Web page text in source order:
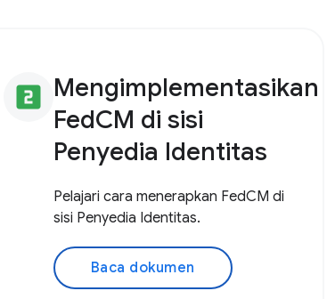
looks_two Mengimplementasikan
FedCM di sisi
Penyedia Identitas
Pelajari cara menerapkan FedCM di
sisi Penyedia Identitas.
Baca dokumen